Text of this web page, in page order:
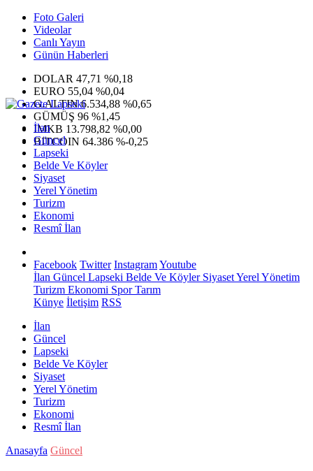
Foto Galeri
Videolar
Canlı Yayın
Günün Haberleri
DOLAR 47,71 %0,18
EURO 55,04 %0,04
G.ALTIN6.534,88 %0,65
GÜMÜŞ 96 %1,45
IMKB 13.798,82 %0,00
BITCOIN 64.386 %-0,25
İlan
Güncel
Lapseki
Belde Ve Köyler
Siyaset
Yerel Yönetim
Turizm
Ekonomi
Resmî İlan
Facebook Twitter InstagramYoutube
İlan Güncel Lapseki Belde Ve KöylerSiyasetYerel Yönetim
Turizm Ekonomi SporTarım
Künye İletişim RSS
İlan
Güncel
Lapseki
Belde Ve Köyler
Siyaset
Yerel Yönetim
Turizm
Ekonomi
Resmî İlan
Anasayfa Güncel